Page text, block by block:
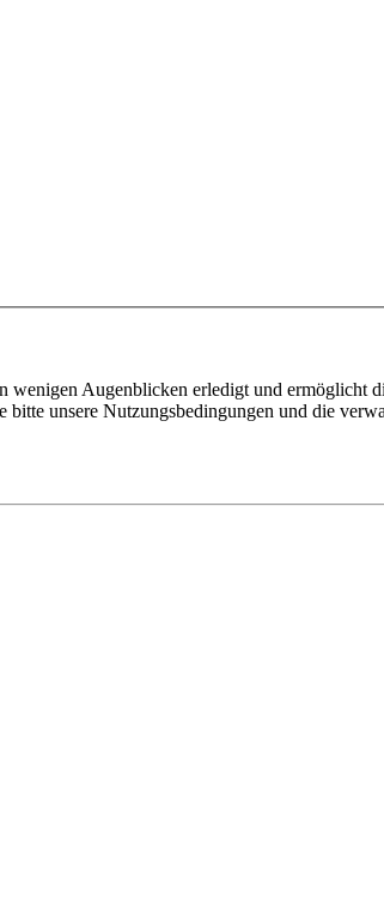
Augenblicken erledigt und ermöglicht
unsere Nutzungsbedingungen und die